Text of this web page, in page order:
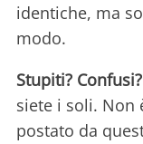
identiche, ma
modo.
Stupiti?
siete i soli. Non
postato da